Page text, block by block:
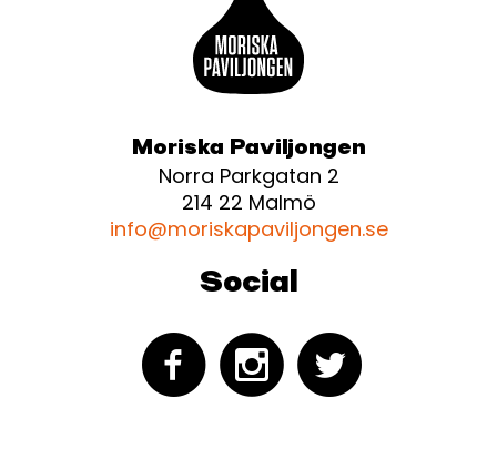
Moriska Paviljongen
Norra Parkgatan 2
214 22 Malmö
info@moriskapaviljongen.se
Social